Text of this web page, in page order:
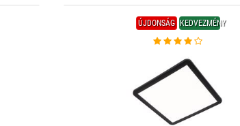
ÚJDONSÁG KEDVEZMÉNY